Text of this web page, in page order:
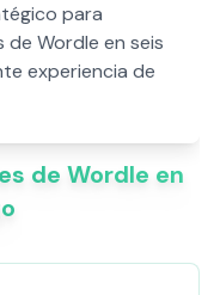
para
Wordle en seis
experiencia de
de Wordle en